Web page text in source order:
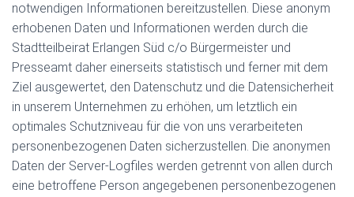
notwendigen Informationen bereitzustellen. Diese anonym
erhobenen Daten und Informationen werden durch die
Stadtteilbeirat Erlangen Süd c/o Bürgermeister und
Presseamt daher einerseits statistisch und ferner mit dem
Ziel ausgewertet, den Datenschutz und die Datensicherheit
in unserem Unternehmen zu erhöhen, um letztlich ein
optimales Schutzniveau für die von uns verarbeiteten
personenbezogenen Daten sicherzustellen. Die anonymen
Daten der Server-Logfiles werden getrennt von allen durch
eine betroffene Person angegebenen personenbezogenen